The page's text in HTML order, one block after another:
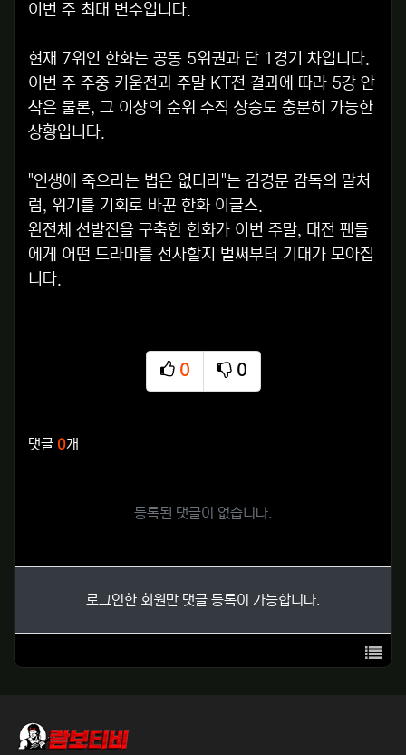
이번 주 최대 변수입니다.
현재 7위인 한화는 공동 5위권과 단 1경기 차입니다.
이번 주 주중 키움전과 주말 KT전 결과에 따라 5강 안
착은 물론, 그 이상의 순위 수직 상승도 충분히 가능한
상황입니다.
"인생에 죽으라는 법은 없더라"는 김경문 감독의 말처
럼, 위기를 기회로 바꾼 한화 이글스.
완전체 선발진을 구축한 한화가 이번 주말, 대전 팬들
에게 어떤 드라마를 선사할지 벌써부터 기대가 모아집
니다.
0
추천
0
비추천
댓글 0개
등록된 댓글이 없습니다.
로그인한 회원만 댓글 등록이 가능합니다.
목록